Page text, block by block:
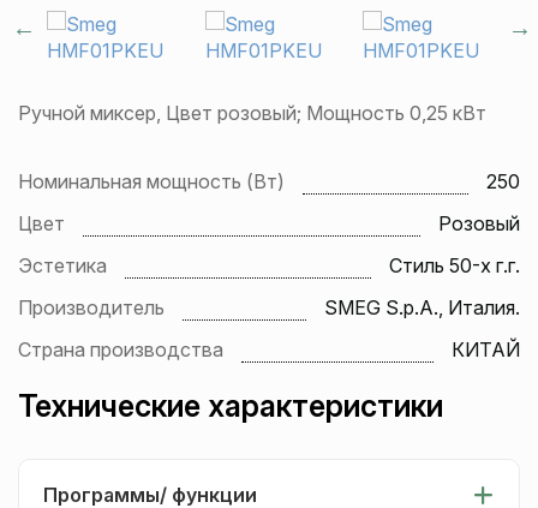
Ручной миксер, Цвет розовый; Мощность 0,25 кВт
Номинальная мощность (Вт)
250
Цвет
Розовый
Эстетика
Стиль 50-х г.г.
Производитель
SMEG S.p.A., Италия.
Страна производства
КИТАЙ
Технические характеристики
Программы/ функции